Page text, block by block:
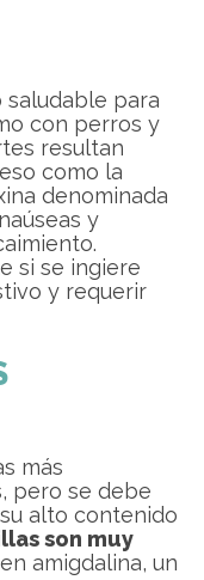
saludable para
con perros y
resultan
como la
denominada
y
si se ingiere
y requerir
más
pero se debe
alto contenido
son muy
amigdalina, un